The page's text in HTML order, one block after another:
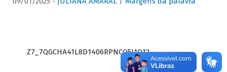
Z7_7QGCHA41L8D1406RPNCQ5J1O12